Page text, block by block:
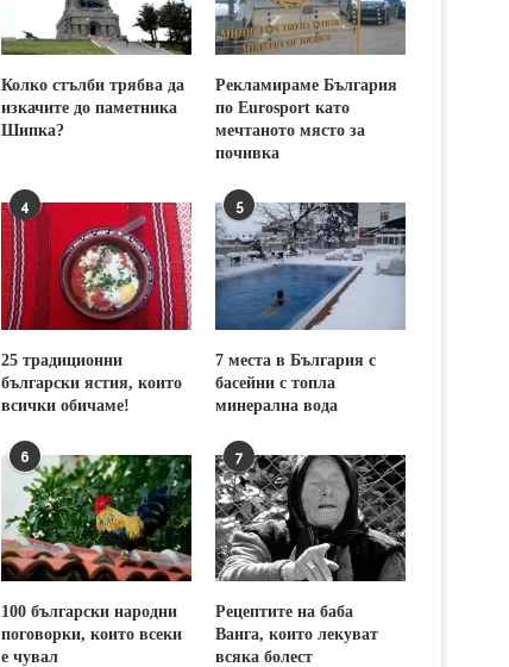
Колко стълби трябва да
изкачите до паметника
Шипка?
Рекламираме България
по Eurosport като
мечтаното място за
почивка
4
25 традиционни
български ястия, които
всички обичаме!
5
7 места в България с
басейни с топла
минерална вода
6
100 български народни
поговорки, които всеки
е чувал
7
Рецептите на баба
Ванга, които лекуват
всяка болест